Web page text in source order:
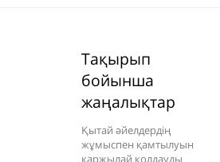
Тақырып
бойынша
жаңалықтар
Қытай әйелдердің
жұмыспен қамтылуын
қаржылай қолдауды